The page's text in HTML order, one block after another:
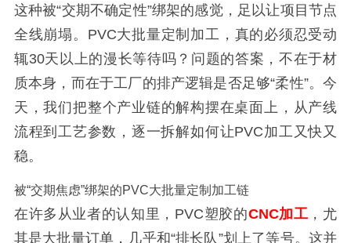
这种被“交期不确定性”绑架的感觉，足以让项目节点
全线崩塌。PVC大批量定制加工，真的必须忍受动
辄30天以上的漫长等待吗？问题的答案，不在于材
质本身，而在于工厂的排产逻辑是否足够“柔性”。今
天，我们把整个产业链的解构摆在桌面上，从产线
流程到工艺参数，逐一拆解如何让PVC加工又快又
稳。
被“交期焦虑”绑架的PVC大批量定制加工链
在许多从业者的认知里，PVC塑胶的CNC加工 ，尤
其是大批量订单，几乎和“排长队”划上了等号。这并